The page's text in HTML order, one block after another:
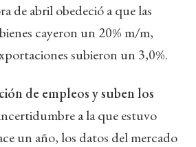
de abril obedeció a que las
cayeron un 20% m/m,
subieron un 3,0%.
de empleos y suben los
incertidumbre a la que estuvo
un año, los datos del mercado